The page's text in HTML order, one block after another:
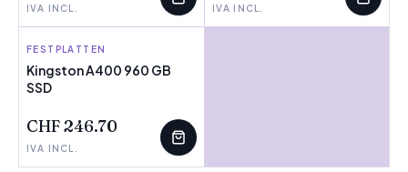
IVA INCL. IVA INCL.
KINGSTON
FESTPLATTEN
Kingston A400 960 GB
SSD
CHF 246.70
IVA INCL.